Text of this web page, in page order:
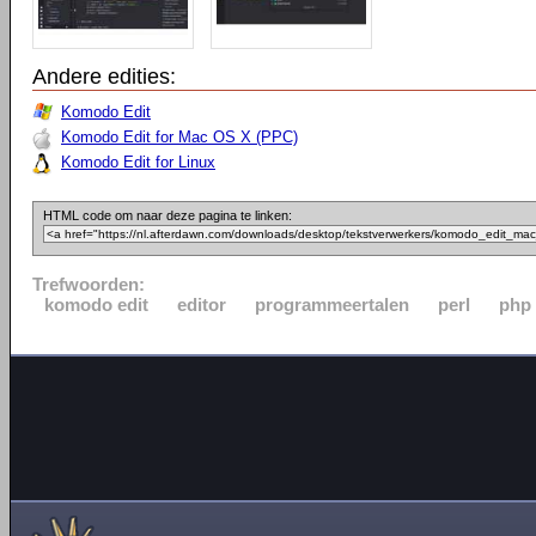
Andere edities:
Komodo Edit
Komodo Edit for Mac OS X (PPC)
Komodo Edit for Linux
HTML code om naar deze pagina te linken:
Trefwoorden:
komodo edit
editor programmeertalen perl php